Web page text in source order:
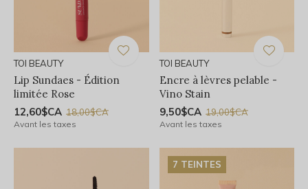
TOI BEAUTY
Lip Sundaes - Édition
limitée Rose
12,60$CA 18,00$CA
Avant les taxes
TOI BEAUTY
Encre à lèvres pelable -
Vino Stain
9,50$CA 19,00$CA
Avant les taxes
7 TEINTES